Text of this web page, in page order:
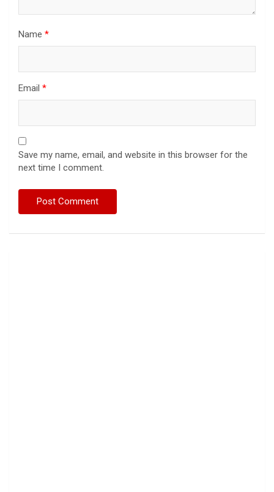
Name *
Email *
Save my name, email, and website in this browser for the
next time I comment.